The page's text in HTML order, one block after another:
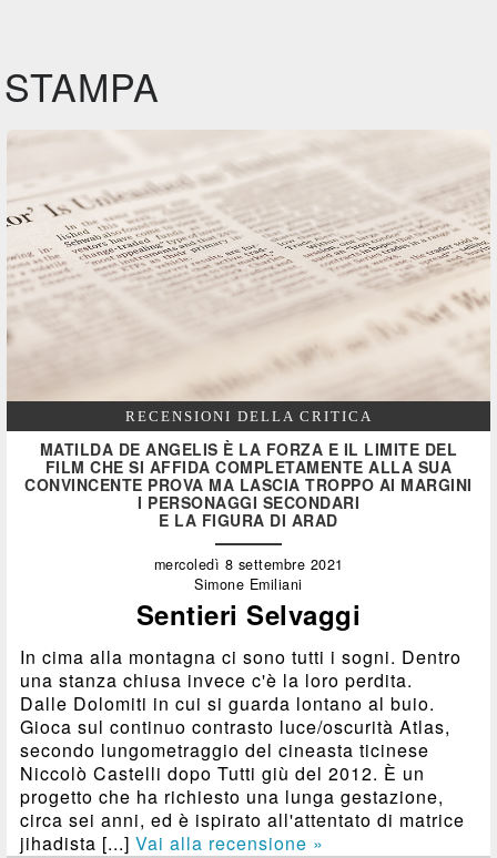
STAMPA
RECENSIONI DELLA CRITICA
MATILDA DE ANGELIS È LA FORZA E IL LIMITE DEL
FILM CHE SI AFFIDA COMPLETAMENTE ALLA SUA
CONVINCENTE PROVA MA LASCIA TROPPO AI MARGINI
I PERSONAGGI SECONDARI
E LA FIGURA DI ARAD
mercoledì 8 settembre 2021
Simone Emiliani
Sentieri Selvaggi
In cima alla montagna ci sono tutti i sogni. Dentro
una stanza chiusa invece c'è la loro perdita.
Dalle Dolomiti in cui si guarda lontano al buio.
Gioca sul continuo contrasto luce/oscurità Atlas,
secondo lungometraggio del cineasta ticinese
Niccolò Castelli dopo Tutti giù del 2012. È un
progetto che ha richiesto una lunga gestazione,
circa sei anni, ed è ispirato all'attentato di matrice
jihadista [...]Vai alla recensione »